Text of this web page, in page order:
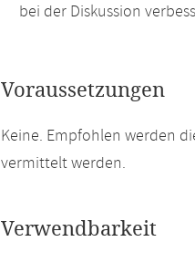
bei der Diskussion
Voraussetzungen
Keine. Empfohlen werden
vermittelt werden.
Verwendbarkeit